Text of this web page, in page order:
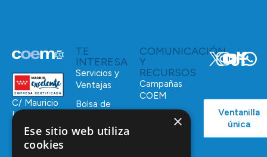
C/ Mauricio
Legendre,
28046
Madrid
TE
INTERESA
Servicios y
Ventajas
Bolsa de
Formación
COMUNICACIÓN
Y
RECURSOS
Campañas
COEM
Ventanilla
única
×
Ese sitio web utiliza
cookies